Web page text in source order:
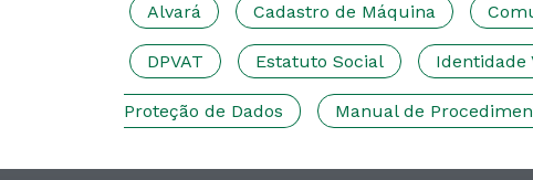
Alvará Cadastro de Máquina
DPVAT Estatuto Social Identidade
Proteção de Dados Manual de